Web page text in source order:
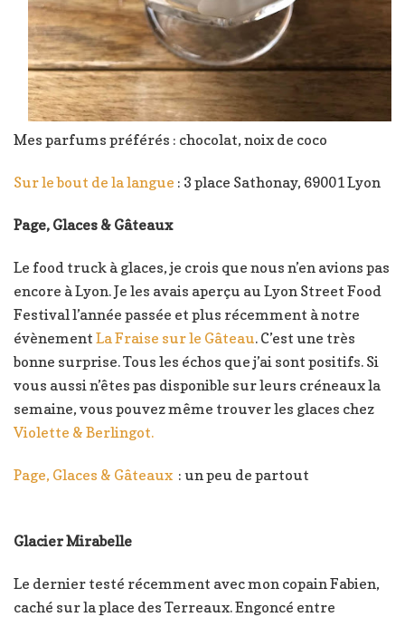
Mes parfums préférés : chocolat, noix de coco
Sur le bout de la langue : 3 place Sathonay, 69001 Lyon
Page, Glaces & Gâteaux
Le food truck à glaces, je crois que nous n’en avions pas
encore à Lyon. Je les avais aperçu au Lyon Street Food
Festival l’année passée et plus récemment à notre
évènement La Fraise sur le Gâteau. C’est une très
bonne surprise. Tous les échos que j’ai sont positifs. Si
vous aussi n’êtes pas disponible sur leurs créneaux la
semaine, vous pouvez même trouver les glaces chez
Violette & Berlingot.
Page, Glaces & Gâteaux : un peu de partout
Glacier Mirabelle
Le dernier testé récemment avec mon copain Fabien,
caché sur la place des Terreaux. Engoncé entre